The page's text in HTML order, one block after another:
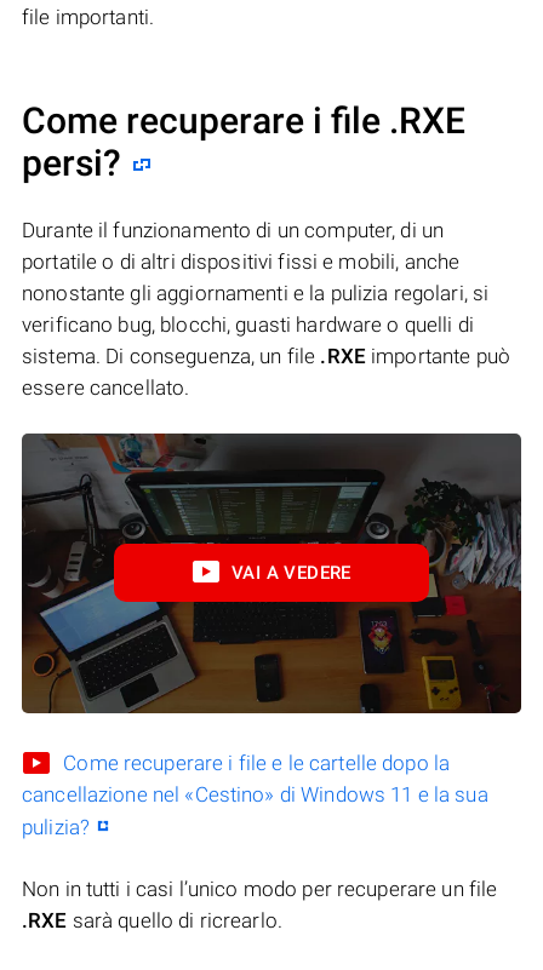
file importanti.
Come recuperare i file .RXE
persi?
Durante il funzionamento di un computer, di un
portatile o di altri dispositivi fissi e mobili, anche
nonostante gli aggiornamenti e la pulizia regolari, si
verificano bug, blocchi, guasti hardware o quelli di
sistema. Di conseguenza, un file .RXE importante può
essere cancellato.
VAI A VEDERE
Come recuperare i file e le cartelle dopo la
cancellazione nel «Cestino» di Windows 11 e la sua
pulizia?
Non in tutti i casi l’unico modo per recuperare un file
.RXE sarà quello di ricrearlo.